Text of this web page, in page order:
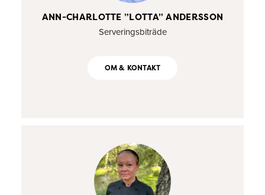
ANN-CHARLOTTE ”LOTTA” ANDERSSON
Serveringsbiträde
OM & KONTAKT